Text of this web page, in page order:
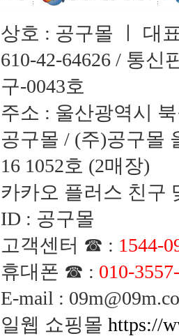
상호 : 공구몰 ㅣ 대
610-42-64626 / 통신
구-0043호
주소 : 울산광역시
공구몰 / (주)공구몰
16 1052호 (2매장)
카카오 플러스 친구
ID : 공구몰
고객센터 ☎ : 1544-
휴대폰 ☎ : 010-
E-mail :
일웹 쇼핑몰 https://